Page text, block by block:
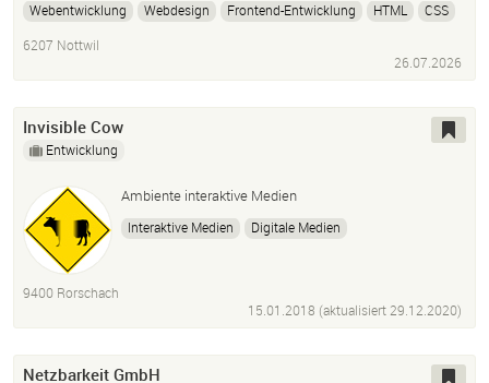
Webentwicklung Webdesign Frontend-Entwicklung HTML
CSS
JavaScript
6207 Nottwil
26.07.2026
Invisible Cow
Entwicklung
Ambiente interaktive Medien
Interaktive Medien
Digitale Medien
9400 Rorschach
15.01.2018 (aktualisiert29.12.2020)
Netzbarkeit GmbH